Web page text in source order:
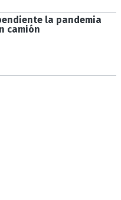
la pandemia
camión